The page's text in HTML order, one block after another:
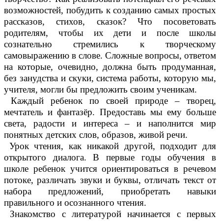
возможностей, побудить к созданию самых простых
рассказов, стихов, сказок? Что посоветовать
родителям, чтобы их дети и после школы
сознательно стремились к творческому
самовыражению в слове. Сложные вопросы, ответом
на которые, очевидно, должна быть продуманная,
без занудства и скуки, система работы, которую мы,
учителя, могли бы предложить своим ученикам.
Каждый ребенок по своей природе – творец,
мечтатель и фантазёр. Предоставь мы ему больше
света, радости и интереса – и наполнится мир
понятных детских слов, образов, живой речи.
Урок чтения, как никакой другой, подходит для
открытого диалога. В первые годы обучения в
школе ребенок учится ориентироваться в речевом
потоке, различать звуки и буквы, отличать текст от
набора предложений, приобретать навыки
правильного и осознанного чтения.
Знакомство с литературой начинается с первых